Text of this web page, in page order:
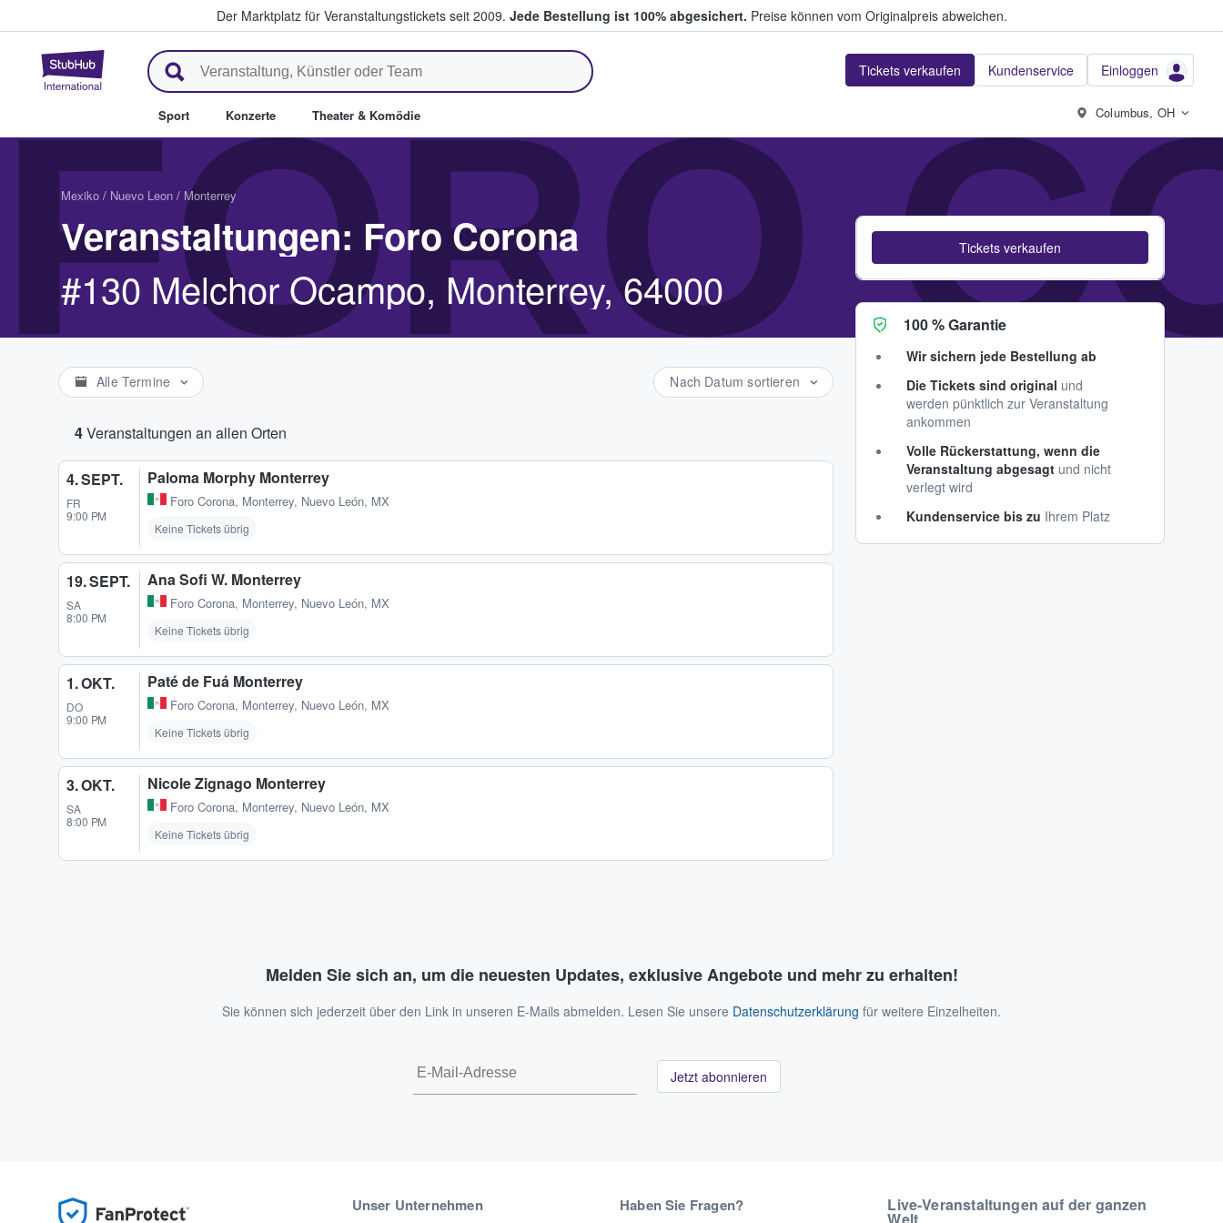
Der Marktplatz für Veranstaltungstickets seit 2009. Jede Bestellung ist 100% abgesichert. Preise können vom Originalpreis abweichen.
StubHub - Wo Fans Tickets kaufen & verkaufen Tickets verkaufen Kundenservice Einloggen
Sport Konzerte Theater & Komödie Columbus, OH
FORO
Mexiko / Nuevo Leon / Monterrey
Veranstaltungen: Foro Corona
#130 Melchor Ocampo, Monterrey, 64000
Alle Termine Nach Datum sortieren
4Veranstaltungen an allen Orten
4. SEPT.
FR
9:00 PM
Paloma Morphy Monterrey
Foro Corona, Monterrey, Nuevo León, MX
Keine Tickets übrig
19. SEPT.
SA
8:00 PM
Ana Sofi W. Monterrey
Foro Corona, Monterrey, Nuevo León, MX
Keine Tickets übrig
1. OKT.
DO
9:00 PM
Paté de Fuá Monterrey
Foro Corona, Monterrey, Nuevo León, MX
Keine Tickets übrig
3. OKT.
SA
8:00 PM
Nicole Zignago Monterrey
Foro Corona, Monterrey, Nuevo León, MX
Keine Tickets übrig
Tickets verkaufen
100 % Garantie
Wir sichern jede Bestellung ab
Die Tickets sind original und
werden pünktlich zur Veranstaltung
ankommen
Volle Rückerstattung, wenn die
Veranstaltung abgesagt und nicht
verlegt wird
Kundenservice bis zu Ihrem Platz
Melden Sie sich an, um die neuesten Updates, exklusive Angebote und mehr zu erhalten!
Sie können sich jederzeit über den Link in unseren E-Mails abmelden. Lesen Sie unsere Datenschutzerklärung für weitere Einzelheiten.
Jetzt abonnieren
Unser Unternehmen Haben Sie Fragen? Live-Veranstaltungen auf der ganzen
Welt